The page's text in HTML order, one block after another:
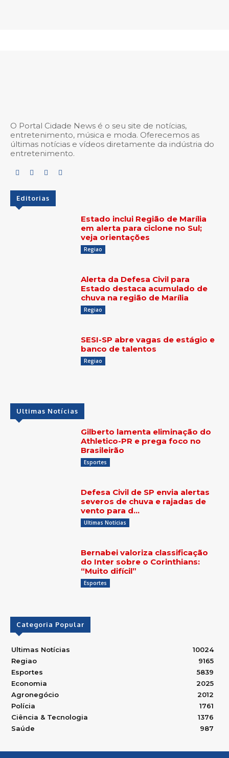
O Portal Cidade News é o seu site de notícias,
entretenimento, música e moda. Oferecemos as
últimas notícias e vídeos diretamente da indústria do
entretenimento.
Editorias
Estado inclui Região de Marília
em alerta para ciclone no Sul;
veja orientações
Regiao
Alerta da Defesa Civil para
Estado destaca acumulado de
chuva na região de Marília
Regiao
SESI-SP abre vagas de estágio e
banco de talentos
Regiao
Ultimas Notícias
Gilberto lamenta eliminação do
Athletico-PR e prega foco no
Brasileirão
Esportes
Defesa Civil de SP envia alertas
severos de chuva e rajadas de
vento para d…
Ultimas Notícias
Bernabei valoriza classificação
do Inter sobre o Corinthians:
“Muito difícil”
Esportes
Categoria Popular
Ultimas Notícias
10024
Regiao
9165
Esportes
5839
Economia
2025
Agronegócio
2012
Polícia
1761
Ciência & Tecnologia
1376
Saúde
987